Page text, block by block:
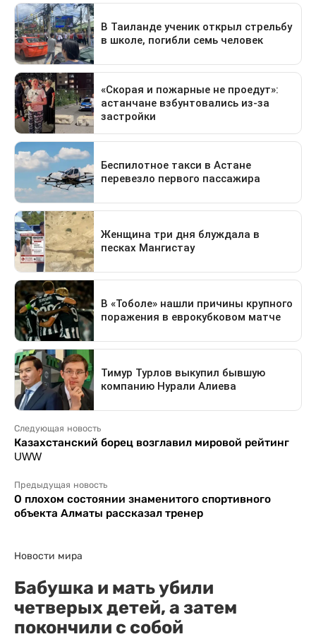
Следующая новость
Казахстанский борец возглавил мировой рейтинг
UWW
Предыдущая новость
О плохом состоянии знаменитого спортивного
объекта Алматы рассказал тренер
Новости мира
Бабушка и мать убили
четверых детей, а затем
покончили с собой